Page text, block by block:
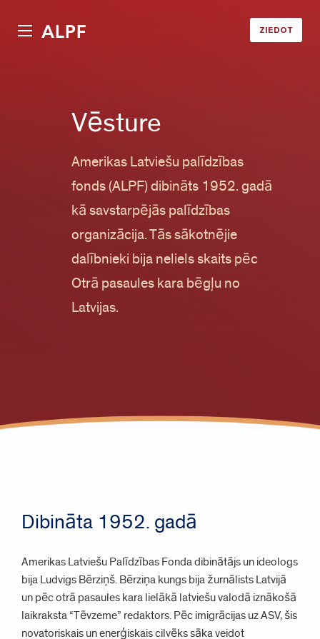
ALPF ZIEDOT
Vēsture
Amerikas Latviešu palīdzības
fonds (ALPF) dibināts 1952. gadā
kā savstarpējās palīdzības
organizācija. Tās sākotnējie
dalībnieki bija neliels skaits pēc
Otrā pasaules kara bēgļu no
Latvijas.
Dibināta 1952. gadā
Amerikas Latviešu Palīdzības Fonda dibinātājs un ideologs
bija Ludvigs Bērziņš. Bērziņa kungs bija žurnālists Latvijā
un pēc otrā pasaules kara lielākā latviešu valodā iznākošā
laikraksta “Tēvzeme” redaktors. Pēc imigrācijas uz ASV, šis
novatoriskais un enerģiskais cilvēks sāka veidot